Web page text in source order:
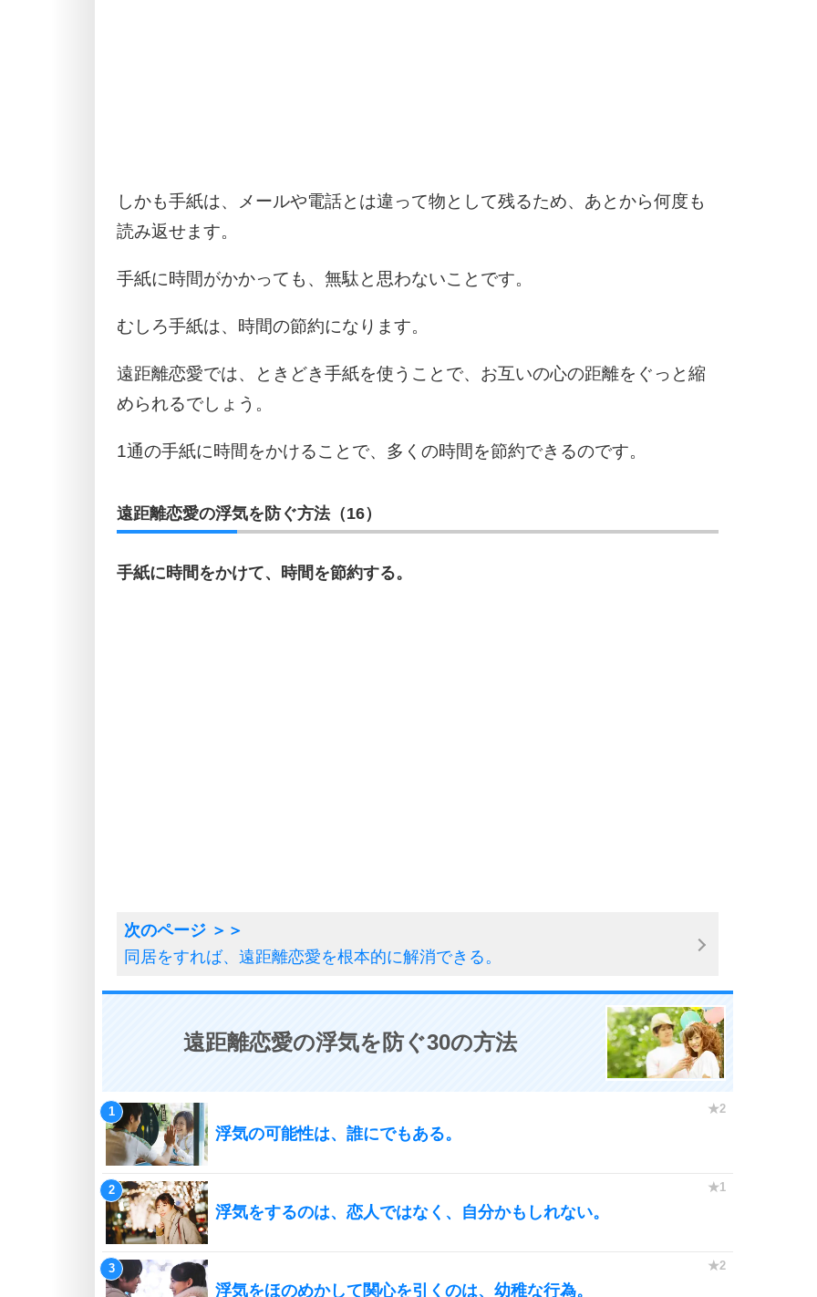
しかも手紙は、メールや電話とは違って物として残るため、あとから何度も
読み返せます。
手紙に時間がかかっても、無駄と思わないことです。
むしろ手紙は、時間の節約になります。
遠距離恋愛では、ときどき手紙を使うことで、お互いの心の距離をぐっと縮
められるでしょう。
1通の手紙に時間をかけることで、多くの時間を節約できるのです。
遠距離恋愛の浮気を防ぐ方法（16）
手紙に時間をかけて、時間を節約する。
同居をすれば、遠距離恋愛を根本的に解消できる。
遠距離恋愛の浮気を防ぐ30の方法
浮気の可能性は、誰にでもある。
浮気をするのは、恋人ではなく、自分かもしれない。
浮気をほのめかして関心を引くのは、幼稚な行為。